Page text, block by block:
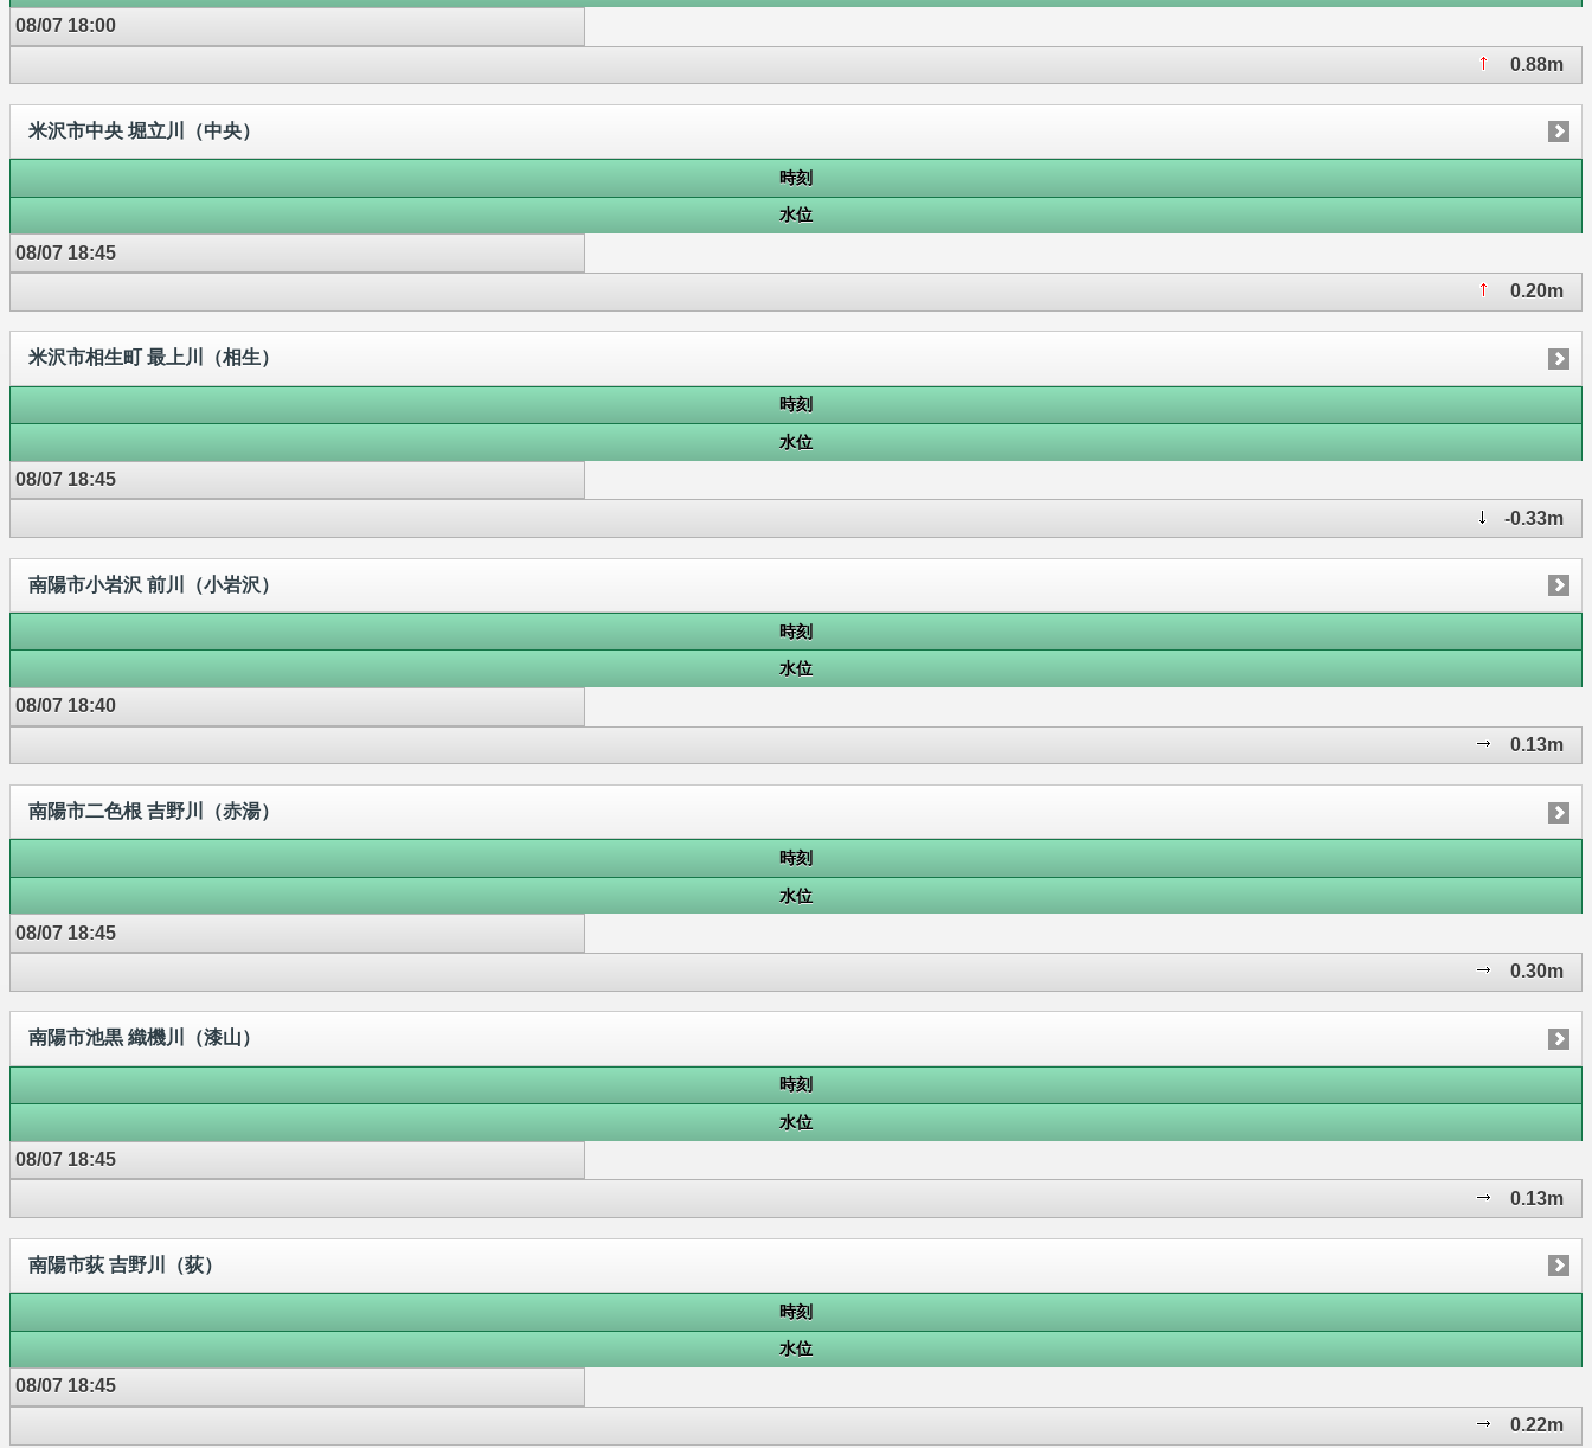
08/07 18:00
0.88m
米沢市中央 堀立川（中央）
時刻
水位
08/07 18:45
0.20m
米沢市相生町 最上川（相生）
時刻
水位
08/07 18:45
-0.33m
南陽市小岩沢 前川（小岩沢）
時刻
水位
08/07 18:40
0.13m
南陽市二色根 吉野川（赤湯）
時刻
水位
08/07 18:45
0.30m
南陽市池黒 織機川（漆山）
時刻
水位
08/07 18:45
0.13m
南陽市荻 吉野川（荻）
時刻
水位
08/07 18:45
0.22m